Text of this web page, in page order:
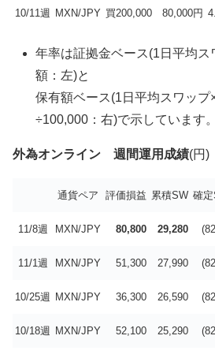
10/11週 MXN/JPY 買200,000 80,000円
年率は証拠金ベース(1日平均
額：左)と
保有額ベース(1日平均スワップ
÷100,000：右)で示しています。
外為オンライン 週間運用成績(円)
通貨ペア 評価損益 累積SW 確
11/8週 MXN/JPY 80,800 29,280
11/1週 MXN/JPY 51,300 27,990
10/25週 MXN/JPY 36,300 26,590
10/18週 MXN/JPY 52,100 25,290